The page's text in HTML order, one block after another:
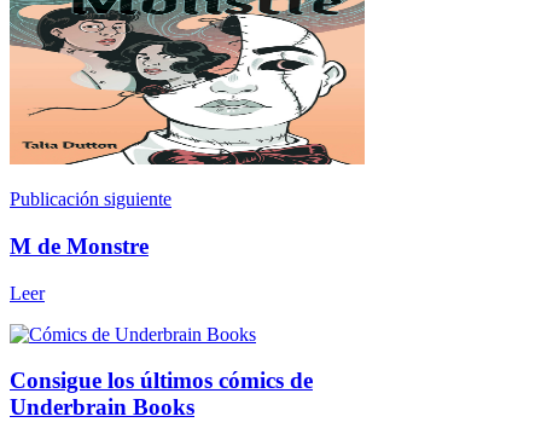
Publicación siguiente
M de Monstre
Leer
Consigue los últimos cómics de
Underbrain Books